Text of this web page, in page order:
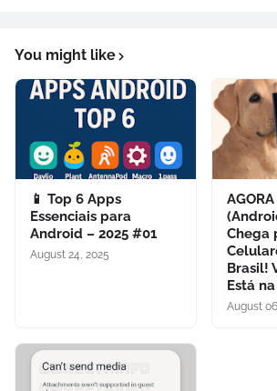
You might like
📱 Top 6 Apps
Essenciais para
Android – 2025 #01
August 24, 2025
Chega
Brasil!
Está
August